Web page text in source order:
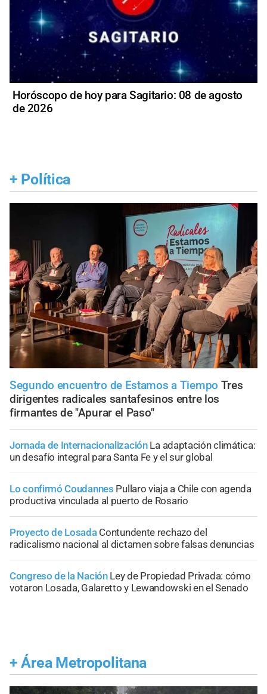
Horóscopo de hoy para Sagitario: 08 de agosto
de 2026
+ Política
Segundo encuentro de Estamos a Tiempo Tres
dirigentes radicales santafesinos entre los
firmantes de "Apurar el Paso"
Jornada de Internacionalización La adaptación climática:
un desafío integral para Santa Fe y el sur global
Lo confirmó Coudannes Pullaro viaja a Chile con agenda
productiva vinculada al puerto de Rosario
Proyecto de Losada Contundente rechazo del
radicalismo nacional al dictamen sobre falsas denuncias
Congreso de la Nación Ley de Propiedad Privada: cómo
votaron Losada, Galaretto y Lewandowski en el Senado
+ Área Metropolitana